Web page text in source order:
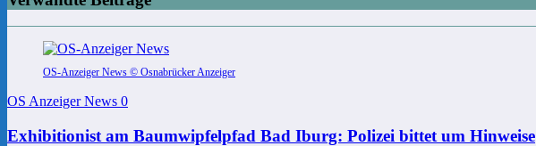
OS-Anzeiger News © Osnabrücker Anzeiger
OS Anzeiger News 0
Exhibitionist am Baumwipfelpfad Bad Iburg: Polizei bittet um Hinweise